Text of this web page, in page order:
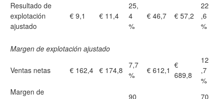
Resultado de
explotación
ajustado
€ 9,1 € 11,4
25,
4
%
€ 46,7 € 57,2
22
,6
%
Margen de explotación ajustado
Ventas netas € 162,4 € 174,8
7,7
%
€ 612,1
€
689,8
12
,7
%
Margen de
90
70